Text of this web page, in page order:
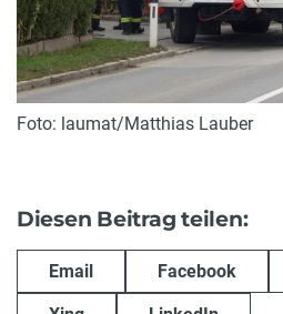
Foto: laumat/Matthias Lauber
Diesen Beitrag teilen:
Email Facebook